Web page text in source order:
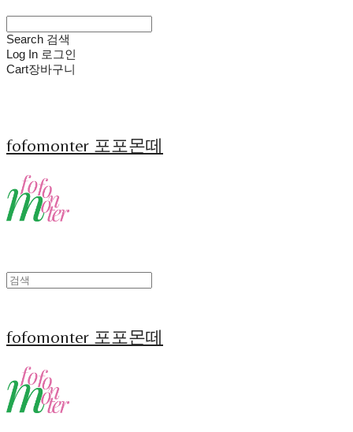
Search 검색
Log In 로그인
Cart장바구니
fofomonter 포포몬떼
fofomonter 포포몬떼